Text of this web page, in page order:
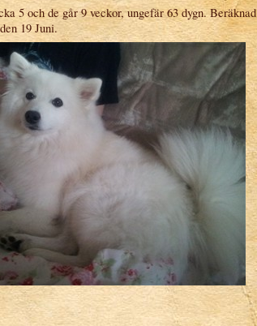
5 och de går 9 veckor, ungefär 63 dygn. Beräknad
19 Juni.